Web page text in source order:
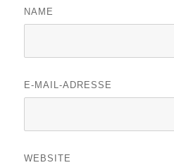
NAME
E-MAIL-ADRESSE
WEBSITE